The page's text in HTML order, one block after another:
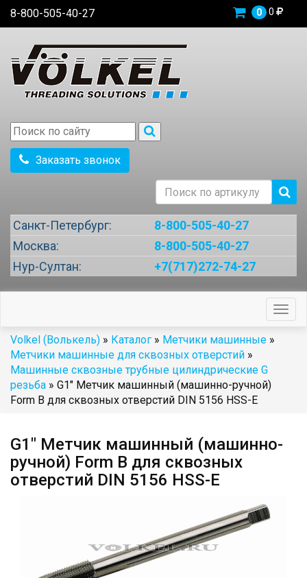
8-800-505-40-27 0 0
Заказать звонок
Санкт-Петербург:
8-800-505-40-27
Москва:
8-800-505-40-27
Нур-Султан:
+7(717)272-74-27
Volkel (Волькель) » Каталог » Метчики машинные »
Метчики машинные для сквозных отверстий »
Машинные сквозные трубные цилиндрические G
резьба » G1" Метчик машинный (машинно-ручной)
Form B для сквозных отверстий DIN 5156 HSS-E
G1" Метчик машинный (машинно-
ручной) Form B для сквозных
отверстий DIN 5156 HSS-E